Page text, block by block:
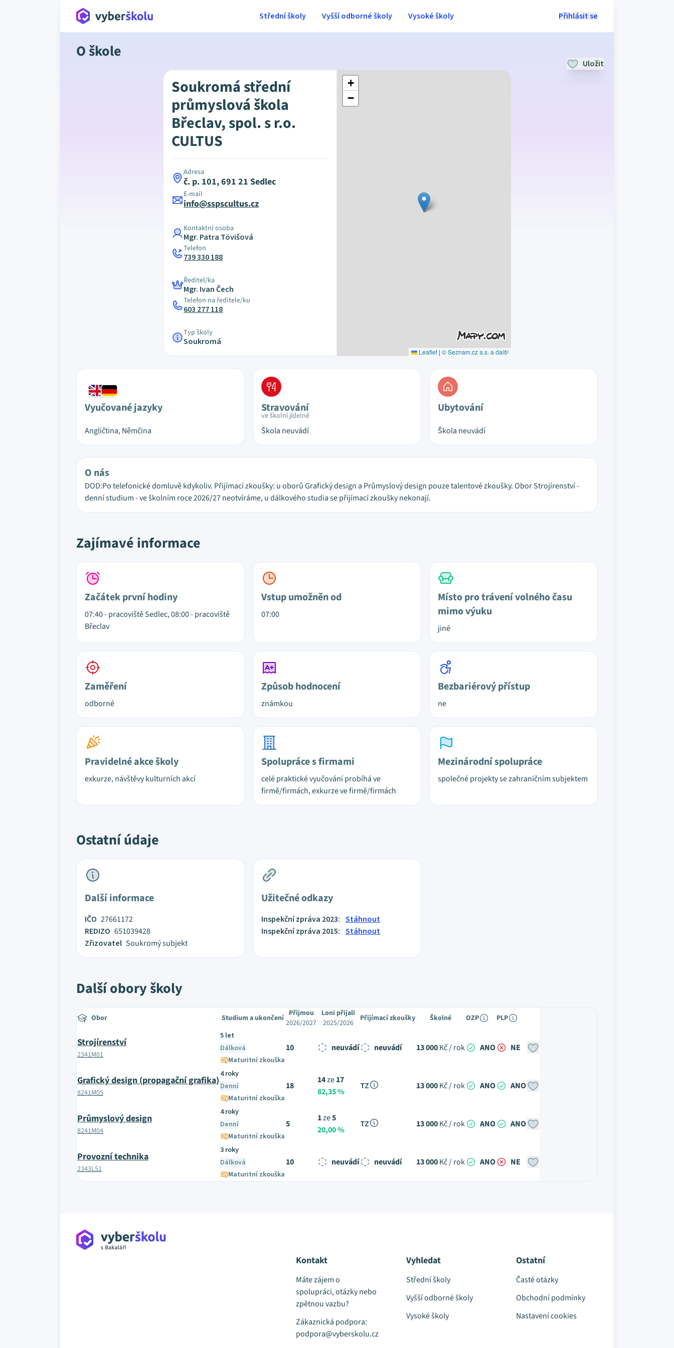
Přihlásit se
Střední školy Vyšší odborné školy Vysoké školy
O škole
Uložit
Soukromá střední
průmyslová škola
Břeclav, spol. s r.o.
CULTUS
Adresa
č. p. 101, 691 21 Sedlec
E-mail
info@sspscultus.cz
Kontaktní osoba
Mgr. Patra Tövišová
Telefon
739 330 188
Ředitel/ka
Mgr. Ivan Čech
Telefon na ředitele/ku
603 277 118
Typ školy
Soukromá
+
−
Leaflet | © Seznam.cz a.s. a další
Vyučované jazyky
Angličtina, Němčina
Stravování
ve školní jídelně
Škola neuvádí
Ubytování
Škola neuvádí
O nás
DOD:Po telefonické domluvě kdykoliv. Přijímací zkoušky: u oborů Grafický design a Průmyslový design pouze talentové zkoušky. Obor Strojírenství -
denní studium - ve školním roce 2026/27 neotvíráme, u dálkového studia se přijímací zkoušky nekonají.
Zajímavé informace
Začátek první hodiny
07:40 - pracoviště Sedlec, 08:00 - pracoviště
Břeclav
Vstup umožněn od
07:00
Místo pro trávení volného času
mimo výuku
jiné
Zaměření
odborné
Způsob hodnocení
známkou
Bezbariérový přístup
ne
Pravidelné akce školy
exkurze, návštěvy kulturních akcí
Spolupráce s firmami
celé praktické vyučování probíhá ve
firmě/firmách, exkurze ve firmě/firmách
Mezinárodní spolupráce
společné projekty se zahraničním subjektem
Ostatní údaje
Další informace
IČO 27661172
REDIZO 651039428
Zřizovatel Soukromý subjekt
Užitečné odkazy
Inspekční zpráva 2023: Stáhnout
Inspekční zpráva 2015: Stáhnout
Další obory školy
Obor Studium a ukončení Přijmou
2026/2027
Loni přijali
2025/2026
Přijímací zkoušky Školné OZP PLP
Strojírenství
2341M01
5 let
Dálková
Maturitní zkouška
10 neuvádí neuvádí 13 000Kč / rok ANO NE
Grafický design (propagační grafika)
8241M05
4 roky
Denní
Maturitní zkouška
18
14ze17
82,35 %
TZ 13 000Kč / rok ANO ANO
Průmyslový design
8241M04
4 roky
Denní
Maturitní zkouška
5
1ze5
20,00 %
TZ 13 000Kč / rok ANO ANO
Provozní technika
2343L51
3 roky
Dálková
Maturitní zkouška
10 neuvádí neuvádí 13 000Kč / rok ANO NE
Kontakt
Máte zájem o
spolupráci, otázky nebo
zpětnou vazbu?
Zákaznická podpora:
podpora@vyberskolu.cz
Vyhledat
Střední školy
Vyšší odborné školy
Vysoké školy
Ostatní
Časté otázky
Obchodní podmínky
Nastavení cookies